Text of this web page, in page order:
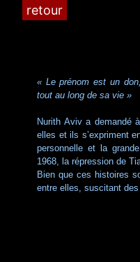
retour
« Le prénom est un
tout au long de sa vie »
Nurith Aviv a demandé
elles et ils s’expriment
personnelle et la
1968, la répression de
Bien que ces histoires
entre elles, suscitant